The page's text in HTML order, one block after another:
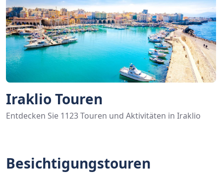
Iraklio Touren
Entdecken Sie 1123 Touren und Aktivitäten in Iraklio
Besichtigungstouren